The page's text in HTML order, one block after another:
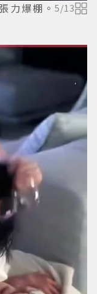
力爆棚。 5/13